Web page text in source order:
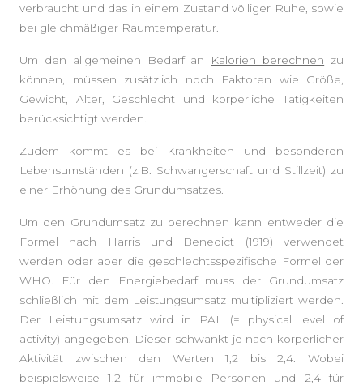
verbraucht und das in einem Zustand völliger Ruhe, sowie
bei gleichmäßiger Raumtemperatur.
Um den allgemeinen Bedarf an Kalorien berechnen zu
können, müssen zusätzlich noch Faktoren wie Größe,
Gewicht, Alter, Geschlecht und körperliche Tätigkeiten
berücksichtigt werden.
Zudem kommt es bei Krankheiten und besonderen
Lebensumständen (z.B. Schwangerschaft und Stillzeit) zu
einer Erhöhung des Grundumsatzes.
Um den Grundumsatz zu berechnen kann entweder die
Formel nach Harris und Benedict (1919) verwendet
werden oder aber die geschlechtsspezifische Formel der
WHO. Für den Energiebedarf muss der Grundumsatz
schließlich mit dem Leistungsumsatz multipliziert werden.
Der Leistungsumsatz wird in PAL (= physical level of
activity) angegeben. Dieser schwankt je nach körperlicher
Aktivität zwischen den Werten 1,2 bis 2,4. Wobei
beispielsweise 1,2 für immobile Personen und 2,4 für